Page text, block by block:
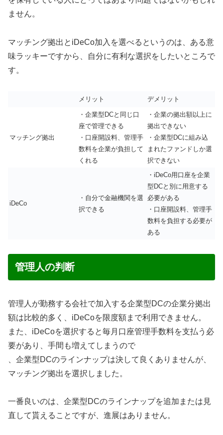
ません。
マッチング拠出とiDeCo加入を選べるというのは、ある意
味ラッキーですから、自分に有利な選択をしたいところで
す。
メリット デメリット
マッチング拠出
・企業型DCと同じ口
座で管理できる
・口座開設料、管理手
数料を企業が負担して
くれる
・企業の拠出額以上に
拠出できない
・企業型DCに組み込
まれたファンドしか選
択できない
iDeCo
・自分で金融機関を選
択できる
・iDeCo用口座を企業
型DCと別に用意する
必要がある
・口座開設料、管理手
数料を負担する必要が
ある
管理人の判断
管理人が勤務する会社で加入する企業型DCの企業分拠出
額は比較的多く、iDeCoを限度額まで利用できません。
また、iDeCoを選択すると毎月口座管理手数料を支払う必
要があり、手間も増えてしまうので
、企業型DCのラインナップは決して良くありませんが、
マッチング拠出を選択しました。
一番良いのは、企業型DCのラインナップを追加または見
直して貰えることですが、進展はありません。